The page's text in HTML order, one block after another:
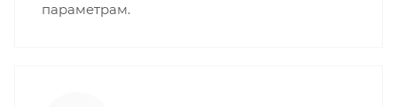
параметрам.